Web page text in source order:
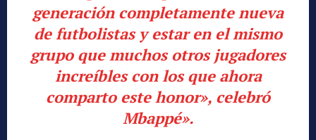
generación completamente nueva
de futbolistas y estar en el mismo
grupo que muchos otros jugadores
increíbles con los que ahora
comparto este honor», celebró
Mbappé».